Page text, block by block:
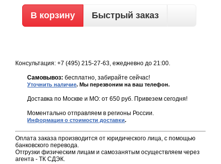
Быстрый заказ
Консультация: +7 (495) 215-27-63, ежедневно до 21:00.
Самовывоз: бесплатно, забирайте сейчас!
Уточнить наличие. Мы перезвоним на ваш телефон.
Доставка по Москве и МО: от 650 руб. Привезем сегодня!
Моментально отправляем в регионы России.
Информация о стоимости доставки.
Оплата заказа производится от юридического лица, с помощью
банковского перевода.
Отгрузки физическим лицам и самозанятым осуществляем через
агента - ТК СДЭК.